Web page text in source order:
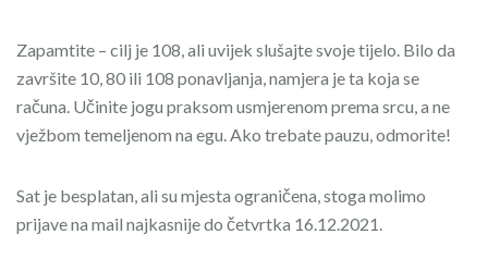
Zapamtite – cilj je 108, ali uvijek slušajte svoje tijelo. Bilo da
završite 10, 80 ili 108 ponavljanja, namjera je ta koja se
računa. Učinite jogu praksom usmjerenom prema srcu, a ne
vježbom temeljenom na egu. Ako trebate pauzu, odmorite!
Sat je besplatan, ali su mjesta ograničena, stoga molimo
prijave na mail najkasnije do četvrtka 16.12.2021.